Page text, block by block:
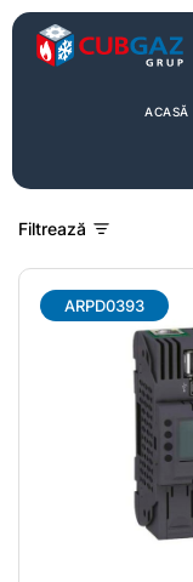
ACASĂ
Filtrează
ARPD0393